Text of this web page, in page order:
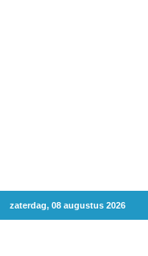
zaterdag, 08 augustus 2026